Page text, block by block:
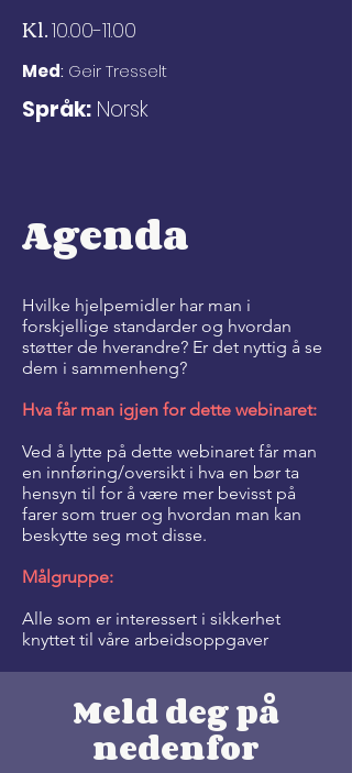
Kl.10.00-11.00
Med: Geir Tresselt
Språk: Norsk
Agenda
Hvilke hjelpemidler har man i
forskjellige standarder og hvordan
støtter de hverandre? Er det nyttig å se
dem i sammenheng?
Hva får man igjen for dette webinaret:
Ved å lytte på dette webinaret får man
en innføring/oversikt i hva en bør ta
hensyn til for å være mer bevisst på
farer som truer og hvordan man kan
beskytte seg mot disse.
Målgruppe:
Alle som er interessert i sikkerhet
knyttet til våre arbeidsoppgaver
Meld deg på
nedenfor